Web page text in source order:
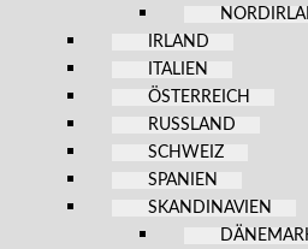
IRLAND
ITALIEN
ÖSTERREICH
RUSSLAND
SCHWEIZ
SPANIEN
SKANDINAVIEN